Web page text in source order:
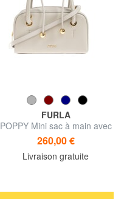
FURLA
POPPY Mini sac à main avec
bandoulière
260,00 €
Livraison gratuite